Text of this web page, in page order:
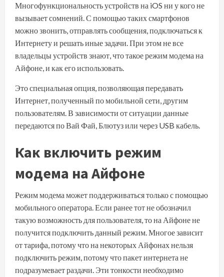
Многофункциональность устройств на iOS ни у кого не
вызывает сомнений. С помощью таких смартфонов
можно звонить, отправлять сообщения, подключаться к
Интернету и решать иные задачи. При этом не все
владельцы устройств знают, что такое режим модема на
Айфоне, и как его использовать.
Это специальная опция, позволяющая передавать
Интернет, полученный по мобильной сети, другим
пользователям. В зависимости от ситуации данные
передаются по Вай Фай, Блютуз или через USB кабель.
Как включить режим
модема на Айфоне
Режим модема может поддерживаться только с помощью
мобильного оператора. Если ранее тот не обозначил
такую возможность для пользователя, то на Айфоне не
получится подключить данный режим. Многое зависит
от тарифа, потому что на некоторых Айфонах нельзя
подключить режим, потому что пакет интернета не
подразумевает раздачи. Эти тонкости необходимо